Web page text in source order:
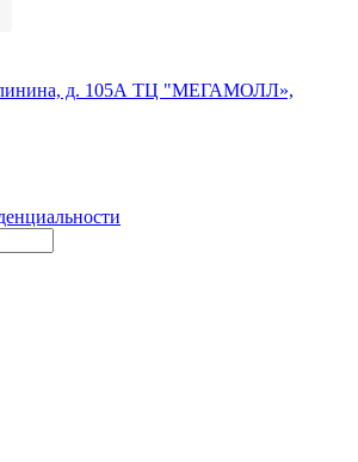
д. 105А ТЦ "МЕГАМОЛЛ»,